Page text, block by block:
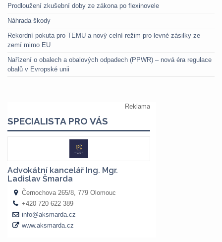
Prodloužení zkušební doby ze zákona po flexinovele
Náhrada škody
Rekordní pokuta pro TEMU a nový celní režim pro levné zásilky ze
zemí mimo EU
Nařízení o obalech a obalových odpadech (PPWR) – nová éra regulace
obalů v Evropské unii